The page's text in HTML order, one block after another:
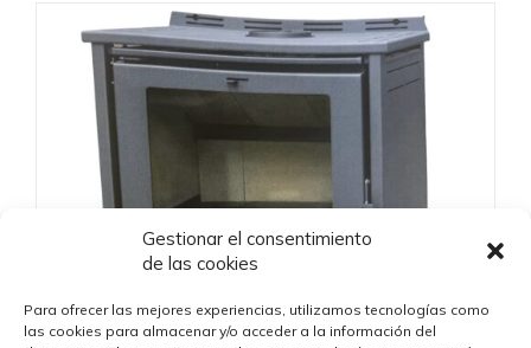
Gestionar el consentimiento
de las cookies
Para ofrecer las mejores experiencias, utilizamos tecnologías como
las cookies para almacenar y/o acceder a la información del